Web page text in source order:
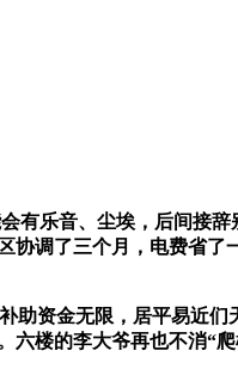
有乐音、尘埃，后间接辞
协调了三个月，电费省了
资金无限，居平易近们
六楼的李大爷再也不消“